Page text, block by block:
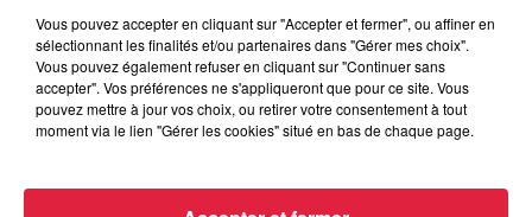
Vous pouvez accepter en cliquant sur "Accepter et fermer", ou affiner en
sélectionnant les finalités et/ou partenaires dans "Gérer mes choix".
Vous pouvez également refuser en cliquant sur "Continuer sans
accepter". Vos préférences ne s'appliqueront que pour ce site. Vous
pouvez mettre à jour vos choix, ou retirer votre consentement à tout
moment via le lien "Gérer les cookies" situé en bas de chaque page.